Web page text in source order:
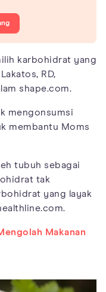
karbohidrat yang
RD,
shape.com.
mengonsumsi
membantu Moms
tubuh sebagai
tak
yang layak
Makanan